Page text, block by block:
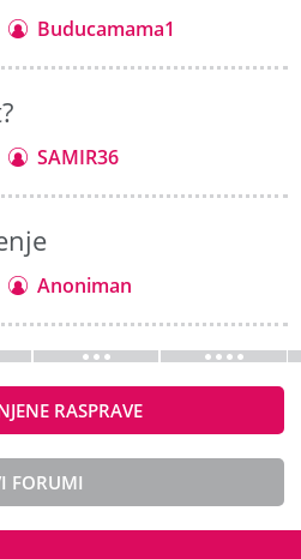
Buducamama1
SAMIR36
Anoniman
RASPRAVE
FORUMI